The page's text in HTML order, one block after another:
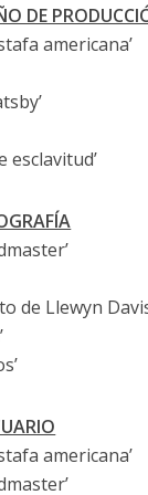
DE
americana’
esclavitud’
de Llewyn
americana’